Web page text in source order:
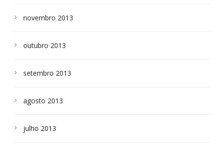
novembro 2013
outubro 2013
setembro 2013
agosto 2013
julho 2013